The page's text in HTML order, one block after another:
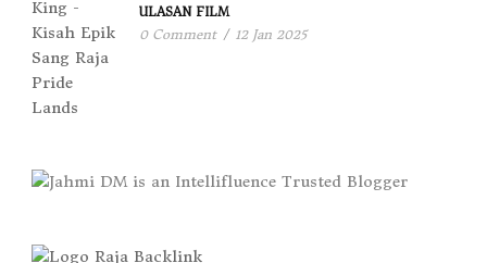
ULASAN FILM
0 Comment / 12 Jan 2025